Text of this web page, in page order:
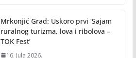
Mrkonjić Grad: Uskoro prvi ‘Sajam
ruralnog turizma, lova i ribolova –
TOK Fest’
16. Jula 2026.